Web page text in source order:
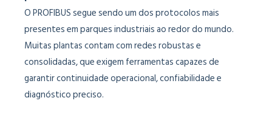
O PROFIBUS segue sendo um dos protocolos mais
presentes em parques industriais ao redor do mundo.
Muitas plantas contam com redes robustas e
consolidadas, que exigem ferramentas capazes de
garantir continuidade operacional, confiabilidade e
diagnóstico preciso.